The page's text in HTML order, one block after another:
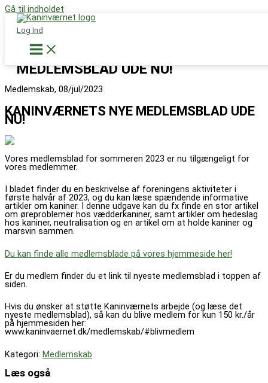
Gå til indholdet
Log Ind
Støt nu
KANINVÆRNETS NYE
MEDLEMSBLAD UDE NU!
Medlemskab, 08/jul/2023
KANINVÆRNETS NYE MEDLEMSBLAD UDE
NU!
Vores medlemsblad for sommeren 2023 er nu tilgængeligt for
vores medlemmer.
I bladet finder du en beskrivelse af foreningens aktiviteter i
første halvår af 2023, og du kan læse spændende informative
artikler om kaniner. I denne udgave kan du fx finde en stor artikel
om øreproblemer hos vædderkaniner, samt artikler om hedeslag
hos kaniner, neutralisation og en artikel om at holde kaniner og
marsvin sammen.
Du kan finde alle medlemsblade på vores hjemmeside her!
Er du medlem finder du et link til nyeste medlemsblad i toppen af
siden.
Hvis du ønsker at støtte Kaninværnets arbejde (og læse det
nyeste medlemsblad), så kan du blive medlem for kun 150 kr./år
på hjemmesiden her:
www.kaninvaernet.dk/medlemskab/#blivmedlem
Kategori: Medlemskab
Læs også